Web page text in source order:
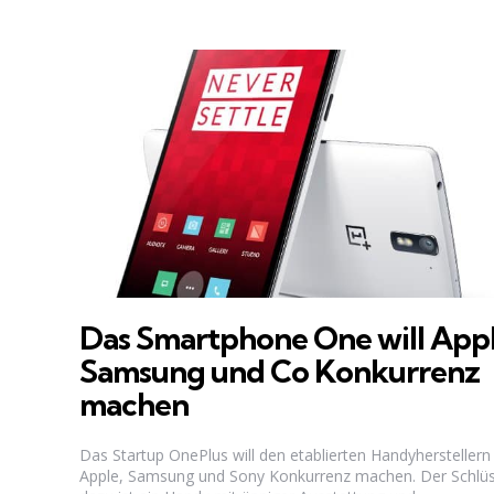
Das Smartphone One will
Samsung und Co Konkurrenz
machen
Das Startup OnePlus will den etablierten Handyherstellern
Apple, Samsung und Sony Konkurrenz machen. Der